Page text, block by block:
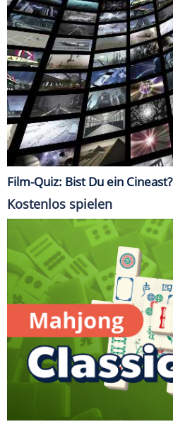
Film-Quiz: Bist Du ein Cineast?
Kostenlos spielen